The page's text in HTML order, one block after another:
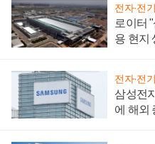
전자·전
로이터
용 현지
전자·전
삼성전
에 해외